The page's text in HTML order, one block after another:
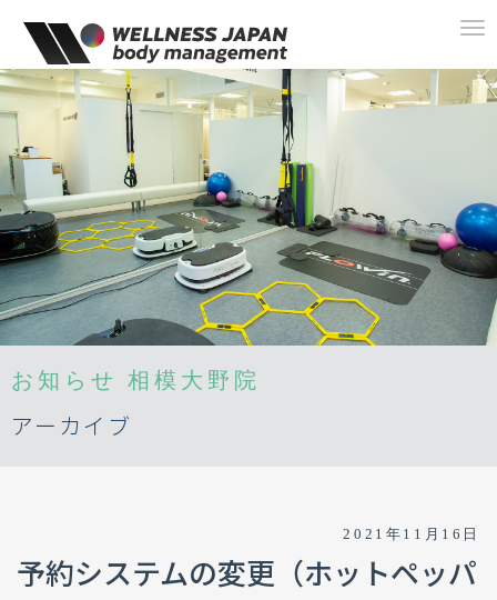
お知らせ 相模大野院
アーカイブ
2021年11月16日
予約システムの変更（ホットペッパ